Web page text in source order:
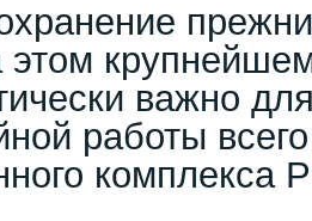
этом
важно
работы
комплекса